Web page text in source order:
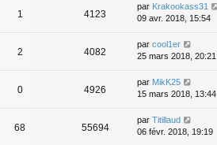
1 4123
par Krakookass31
09 avr. 2018, 15:54
2 4082
par cool1er
25 mars 2018, 20:21
0 4926
par MikK25
15 mars 2018, 13:44
68 55694
par Titillaud
06 févr. 2018, 19:19